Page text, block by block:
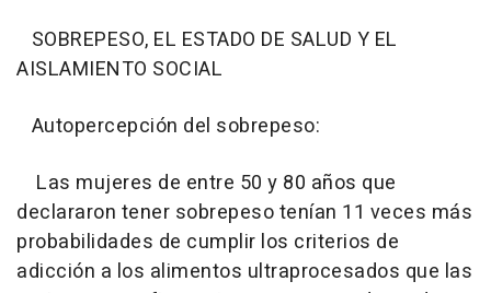
SOBREPESO, EL ESTADO DE SALUD Y EL
AISLAMIENTO SOCIAL
Autopercepción del sobrepeso:
Las mujeres de entre 50 y 80 años que
declararon tener sobrepeso tenían 11 veces más
probabilidades de cumplir los criterios de
adicción a los alimentos ultraprocesados que las